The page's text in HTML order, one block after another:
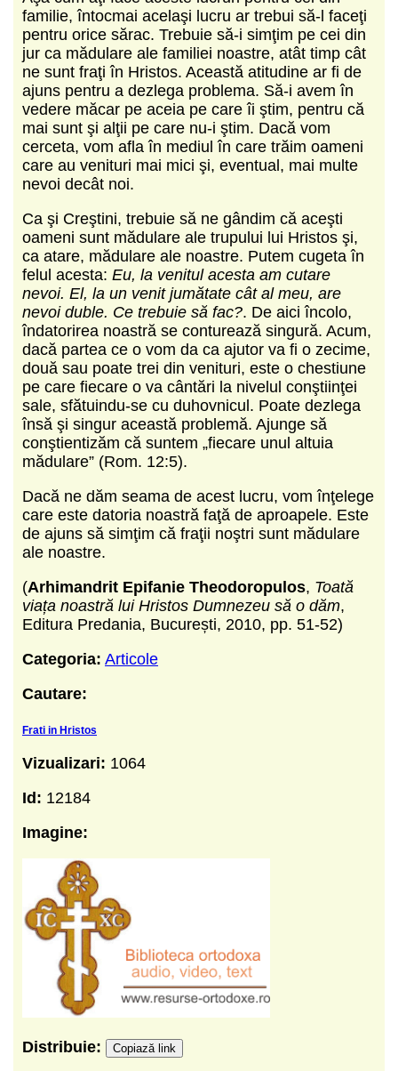
familie, întocmai acelaşi lucru ar trebui să-l faceţi
pentru orice sărac. Trebuie să-i simţim pe cei din
jur ca mădulare ale familiei noastre, atât timp cât
ne sunt fraţi în Hristos. Această atitudine ar fi de
ajuns pentru a dezlega problema. Să-i avem în
vedere măcar pe aceia pe care îi ştim, pentru că
mai sunt şi alţii pe care nu-i ştim. Dacă vom
cerceta, vom afla în mediul în care trăim oameni
care au venituri mai mici şi, eventual, mai multe
nevoi decât noi.
Ca şi Creştini, trebuie să ne gândim că aceşti
oameni sunt mădulare ale trupului lui Hristos şi,
ca atare, mădulare ale noastre. Putem cugeta în
felul acesta: Eu, la venitul acesta am cutare
nevoi. El, la un venit jumătate cât al meu, are
nevoi duble. Ce trebuie să fac?. De aici încolo,
îndatorirea noastră se conturează singură. Acum,
dacă partea ce o vom da ca ajutor va fi o zecime,
două sau poate trei din venituri, este o chestiune
pe care fiecare o va cântări la nivelul conştiinţei
sale, sfătuindu-se cu duhovnicul. Poate dezlega
însă şi singur această problemă. Ajunge să
conştientizăm că suntem „fiecare unul altuia
mădulare” (Rom. 12:5).
Dacă ne dăm seama de acest lucru, vom înţelege
care este datoria noastră faţă de aproapele. Este
de ajuns să simţim că fraţii noştri sunt mădulare
ale noastre.
(Arhimandrit Epifanie Theodoropulos, Toată
viața noastră lui Hristos Dumnezeu să o dăm,
Editura Predania, București, 2010, pp. 51-52)
Categoria: Articole
Cautare:
Frati in Hristos
Vizualizari: 1064
Id: 12184
Imagine:
Distribuie: Copiază link